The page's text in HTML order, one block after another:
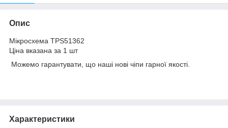
Опис
Мікросхема TPS51362
Ціна вказана за 1 шт
Можемо гарантувати, що наші нові чіпи гарної якості.
Характеристики